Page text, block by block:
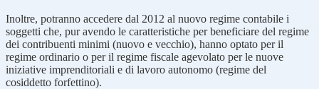
Inoltre, potranno accedere dal 2012 al nuovo regime contabile i
soggetti che, pur avendo le caratteristiche per beneficiare del regime
dei contribuenti minimi (nuovo e vecchio), hanno optato per il
regime ordinario o per il regime fiscale agevolato per le nuove
iniziative imprenditoriali e di lavoro autonomo (regime del
cosiddetto forfettino).